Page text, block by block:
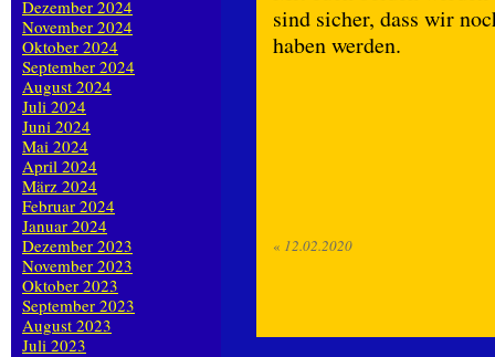
sind sicher, dass wir
haben werden.
« 12.02.2020
Dezember 2024
November 2024
Oktober 2024
September 2024
August 2024
Juli 2024
Juni 2024
Mai 2024
April 2024
März 2024
Februar 2024
Januar 2024
Dezember 2023
November 2023
Oktober 2023
September 2023
August 2023
Juli 2023